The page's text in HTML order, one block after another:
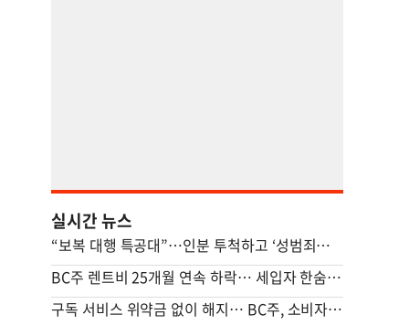
실시간 뉴스
“보복 대행 특공대”…인분 투척하고 ‘성범죄자’ 전단지 뿌린 20대 결국
BC주 렌트비 25개월 연속 하락… 세입자 한숨 돌리나
구독 서비스 위약금 없이 해지… BC주, 소비자 보호 조치 가동